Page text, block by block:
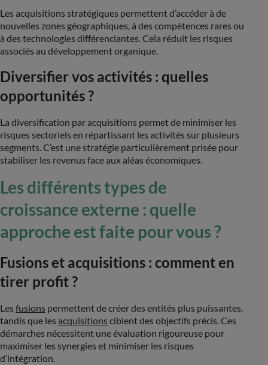
Les acquisitions stratégiques permettent d’accéder à de
nouvelles zones géographiques, à des compétences rares ou
à des technologies différenciantes. Cela réduit les risques
associés au développement organique​.
Diversifier vos activités : quelles
opportunités ?
La diversification par acquisitions permet de minimiser les
risques sectoriels en répartissant les activités sur plusieurs
segments. C’est une stratégie particulièrement prisée pour
stabiliser les revenus face aux aléas économiques​.
Les différents types de
croissance externe : quelle
approche est faite pour vous ?
Fusions et acquisitions : comment en
tirer profit ?
Les fusions permettent de créer des entités plus puissantes,
tandis que les acquisitions ciblent des objectifs précis. Ces
démarches nécessitent une évaluation rigoureuse pour
maximiser les synergies et minimiser les risques
d’intégration​.